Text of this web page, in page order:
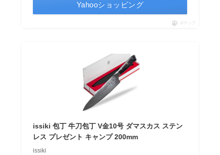
Yahooショッピング
ポチップ
issiki 包丁 牛刀包丁 V金10号 ダマスカス ステン
レス プレゼント キャンプ 200mm
issiki